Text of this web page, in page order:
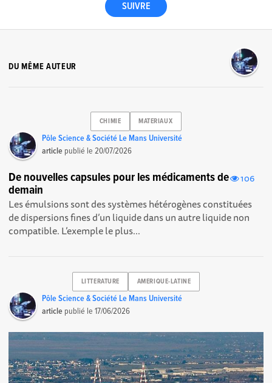
DU MÊME AUTEUR
CHIMIE MATERIAUX
Pôle Science & Société Le Mans Université
article publié le20/07/2026
106
De nouvelles capsules pour les médicaments de
demain
Les émulsions sont des systèmes hétérogènes constituées
de dispersions fines d’un liquide dans un autre liquide non
compatible. L’exemple le plus...
LITTERATURE AMERIQUE-LATINE
Pôle Science & Société Le Mans Université
article publié le17/06/2026